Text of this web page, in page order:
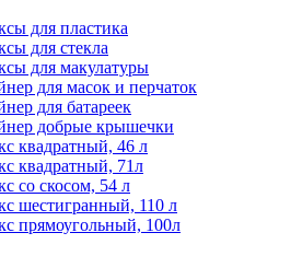
для пластика
для стекла
для макулатуры
для масок и перчаток
для батареек
добрые крышечки
квадратный, 46 л
квадратный, 71л
со скосом, 54 л
шестигранный, 110 л
прямоугольный, 100л